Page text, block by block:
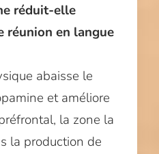
réduit-elle
réunion en langue
abaisse le
et améliore
la zone la
la production de